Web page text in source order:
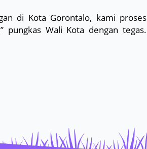
di Kota Gorontalo, kami proses
pungkas Wali Kota dengan tegas.